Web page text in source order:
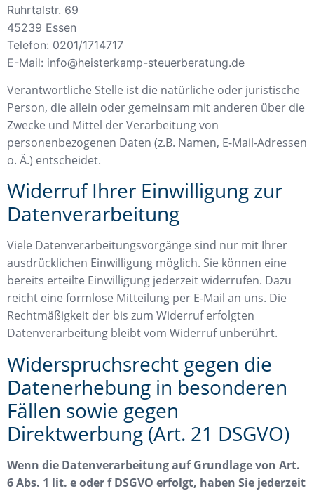
Ruhrtalstr. 69
45239 Essen
Telefon: 0201/1714717
E-Mail: info@heisterkamp-steuerberatung.de
Verantwortliche Stelle ist die natürliche oder juristische
Person, die allein oder gemeinsam mit anderen über die
Zwecke und Mittel der Verarbeitung von
personenbezogenen Daten (z.B. Namen, E-Mail-Adressen
o. Ä.) entscheidet.
Widerruf Ihrer Einwilligung zur
Datenverarbeitung
Viele Datenverarbeitungsvorgänge sind nur mit Ihrer
ausdrücklichen Einwilligung möglich. Sie können eine
bereits erteilte Einwilligung jederzeit widerrufen. Dazu
reicht eine formlose Mitteilung per E-Mail an uns. Die
Rechtmäßigkeit der bis zum Widerruf erfolgten
Datenverarbeitung bleibt vom Widerruf unberührt.
Widerspruchsrecht gegen die
Datenerhebung in besonderen
Fällen sowie gegen
Direktwerbung (Art. 21 DSGVO)
Wenn die Datenverarbeitung auf Grundlage von Art.
6 Abs. 1 lit. e oder f DSGVO erfolgt, haben Sie jederzeit